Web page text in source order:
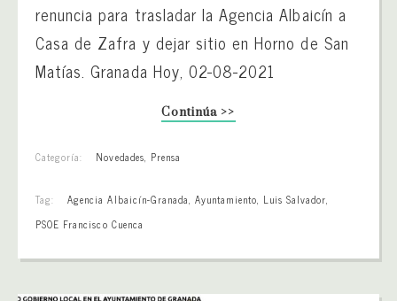
renuncia para trasladar la Agencia Albaicín a
Casa de Zafra y dejar sitio en Horno de San
Matías. Granada Hoy, 02-08-2021
Continúa >>
Categoría: Novedades, Prensa
Tag: Agencia Albaicín-Granada,Ayuntamiento, Luis Salvador,
PSOE Francisco Cuenca